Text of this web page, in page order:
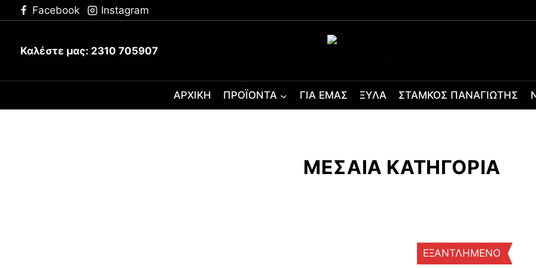
Facebook Instagram
Καλέστε μας: 2310 705907
ΑΡΧΙΚΉ ΠΡΟΪΌΝΤΑ ΓΙΑ ΕΜΆΣ ΞΎΛΑ ΣΤΆΜΚΟΣ ΠΑΝΑΓΙΏΤΗΣ
ΜΕΣΑΙΑ ΚΑΤΗΓΟΡΙΑ
ΕΞΑΝΤΛΗΜΕΝΟ